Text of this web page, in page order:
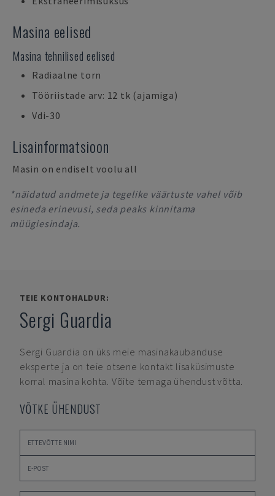
Masina eelised
Masina tehnilised eelised
Radiaalne torn
Tööriistade arv: 12 tk (ajamiga)
Vdi-30
Lisainformatsioon
Masin on endiselt voolu all
*näidatud andmete ja tegelike väärtuste vahel võib
esineda erinevusi, seda peaks kinnitama
müügiesindaja.
TEIE KONTOHALDUR:
Sergi Guardia
Sergi Guardia on üks meie masinakaubanduse
eksperte ja on teie otsene kontakt lisaküsimuste
korral masina kohta. Võite temaga ühendust võtta.
VÕTKE ÜHENDUST